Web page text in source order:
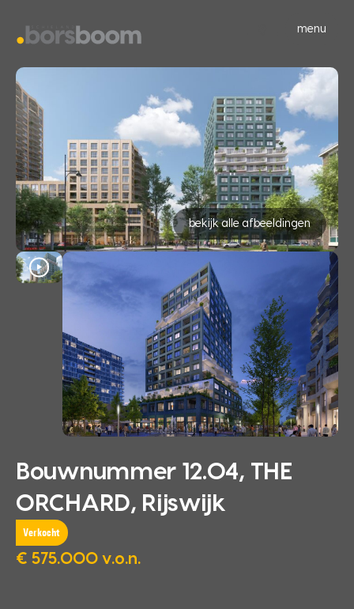
menu
bekijk alle afbeeldingen
Bouwnummer 12.04, THE
ORCHARD, Rijswijk
Verkocht
€ 575.000 v.o.n.